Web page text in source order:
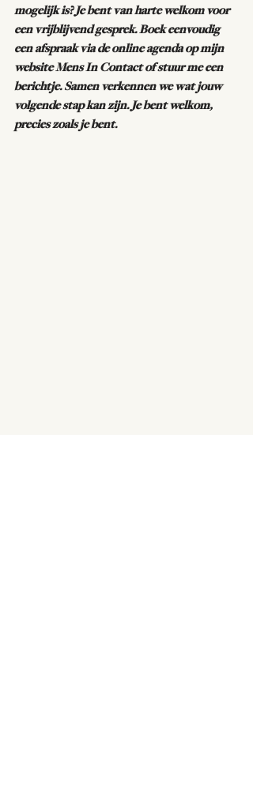
mogelijk is? Je bent van harte welkom voor
een vrijblijvend gesprek. Boek eenvoudig
een afspraak via de online agenda op mijn
website Mens In Contact of stuur me een
berichtje. Samen verkennen we wat jouw
volgende stap kan zijn. Je bent welkom,
precies zoals je bent.